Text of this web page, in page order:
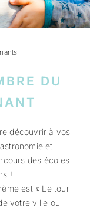
DU
découvrir à vos
et
des écoles
!
est « Le tour
votre ville ou